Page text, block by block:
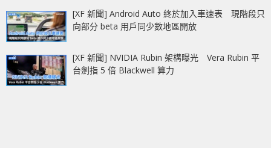
[XF 新聞] Android Auto 終於加入車速表 現階段只
向部分 beta 用戶同少數地區開放
[XF 新聞] NVIDIA Rubin 架構曝光 Vera Rubin 平
台劍指 5 倍 Blackwell 算力